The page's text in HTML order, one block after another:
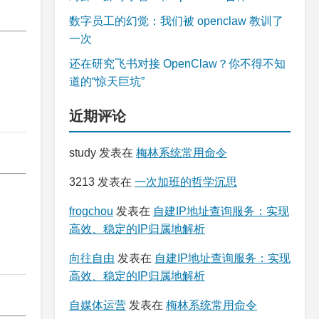
数字员工的幻觉：我们被 openclaw 教训了
一次
还在研究飞书对接 OpenClaw？你不得不知
道的“惊天巨坑”
近期评论
study 发表在 梅林系统常用命令
3213 发表在 一次加班的哲学沉思
frogchou 发表在 自建IP地址查询服务：实现
高效、稳定的IP归属地解析
向往自由 发表在 自建IP地址查询服务：实现
高效、稳定的IP归属地解析
自媒体运营 发表在 梅林系统常用命令